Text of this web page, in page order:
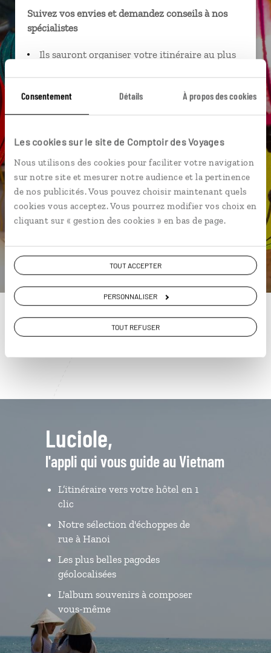
Consentement Détails À propos des cookies
Les cookies sur le site de Comptoir des Voyages
Nous utilisons des cookies pour faciliter votre navigation
sur notre site et mesurer notre audience et la pertinence
de nos publicités. Vous pouvez choisir maintenant quels
cookies vous acceptez. Vous pourrez modifier vos choix en
cliquant sur « gestion des cookies » en bas de page.
TOUT ACCEPTER
PERSONNALISER
TOUT REFUSER
Suivez vos envies et demandez conseils à nos
spécialistes
Ils sauront organiser votre itinéraire au plus
Échangez en face à face ou depuis nos studios
connectés en agence, mais aussi par email ou
téléphone.
Vous gardez le même interlocuteur avant,
DEMANDER UN DEVIS
ou
Construisez votre voyage avec un spécialiste Vietnam
01 85 08 23 54
Du lundi au samedi de 09h30 à 18h30
Luciole,
l'appli qui vous guide au Vietnam
L’itinéraire vers votre hôtel en 1
clic
Notre sélection d'échoppes de
rue à Hanoi
Les plus belles pagodes
géolocalisées
L'album souvenirs à composer
vous-même